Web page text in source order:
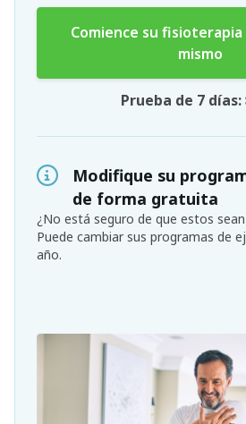
Comience su
mismo
Prueba de 7 días:
Modifique su
de forma gratuita
¿No está seguro de que estos
Puede cambiar sus programas de
año.